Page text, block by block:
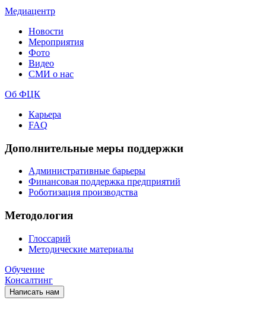
Медиацентр
Новости
Мероприятия
Фото
Видео
СМИ о нас
Об ФЦК
Карьера
FAQ
Дополнительные меры поддержки
Административные барьеры
Финансовая поддержка предприятий
Роботизация производства
Методология
Глоссарий
Методические материалы
Обучение
Консалтинг
Написать нам